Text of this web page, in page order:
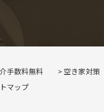
手数料無料
空き家対策
マップ